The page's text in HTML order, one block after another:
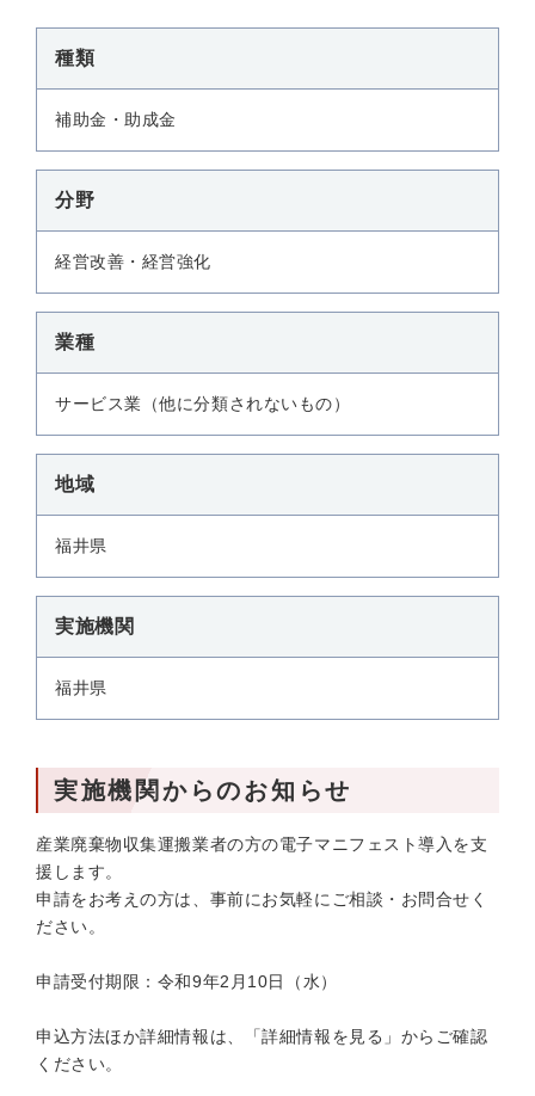
種類
補助金・助成金
分野
経営改善・経営強化
業種
サービス業（他に分類されないもの）
地域
福井県
実施機関
福井県
実施機関からのお知らせ
産業廃棄物収集運搬業者の方の電子マニフェスト導入を支
援します。
申請をお考えの方は、事前にお気軽にご相談・お問合せく
ださい。
申請受付期限：令和9年2月10日（水）
申込方法ほか詳細情報は、「詳細情報を見る」からご確認
ください。